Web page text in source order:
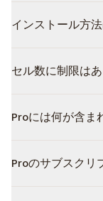
アルタイムプレ
管理などのPro機
インストール方
を検索してイン
トを開き、拡張
セル数に制限は
どんなサイズの
理できます。
Proには何が含ま
ルの処理（数式
Proのサブスクリ